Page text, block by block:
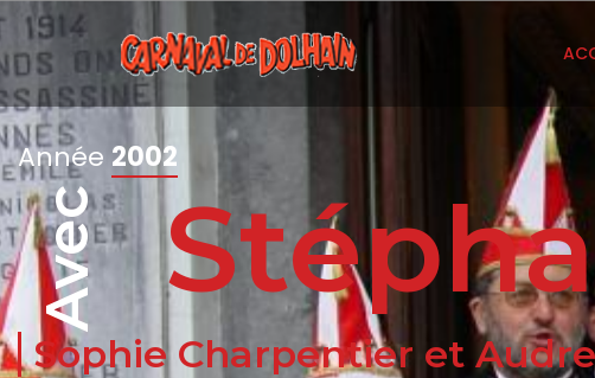
Année 2002
Avec
Sophie Charpentier et